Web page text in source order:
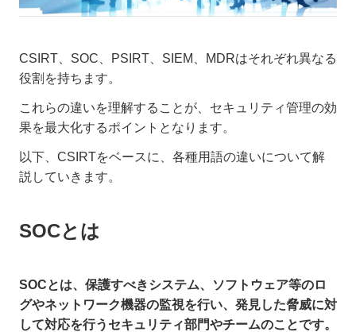
CSIRT、SOC、PSIRT、SIEM、MDRはそれぞれ異なる
役割を持ちます。
これらの違いを理解することが、セキュリティ管理の効
果を最大化するポイントとなります。
以下、CSIRTをベースに、各種用語の違いについて解
説していきます。
SOCとは
SOCとは、保護すべきシステム、ソフトウェア等のロ
グやネットワーク機器の監視を行い、発見した脅威に対
して対応を行うセキュリティ部門やチームのことです。